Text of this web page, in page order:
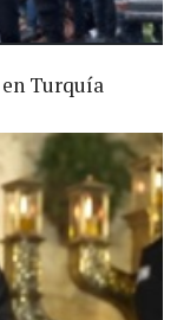
Turquía